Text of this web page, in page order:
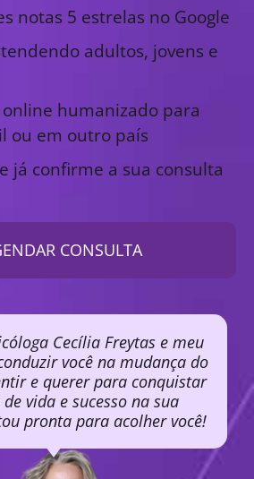
notas 5 estrelas no Google
adultos, jovens e
humanizado para
ou em outro país
já confirme a sua consulta
CONSULTA
Cecília Freytas e meu
você na mudança do
e querer para conquistar
vida e sucesso na sua
pronta para acolher você!